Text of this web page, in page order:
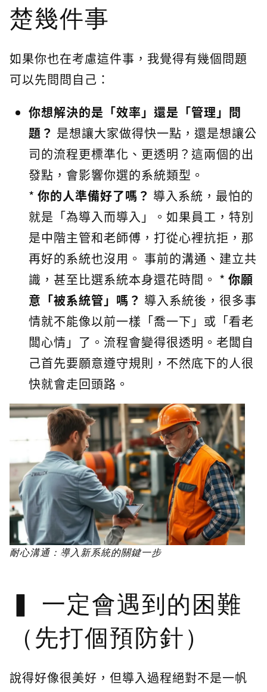
楚幾件事
如果你也在考慮這件事，我覺得有幾個問題
可以先問問自己：
你想解決的是「效率」還是「管理」問
題？ 是想讓大家做得快一點，還是想讓公
司的流程更標準化、更透明？這兩個的出
發點，會影響你選的系統類型。
* 你的人準備好了嗎？ 導入系統，最怕的
就是「為導入而導入」。如果員工，特別
是中階主管和老師傅，打從心裡抗拒，那
再好的系統也沒用。 事前的溝通、建立共
識，甚至比選系統本身還花時間。 * 你願
意「被系統管」嗎？ 導入系統後，很多事
情就不能像以前一樣「喬一下」或「看老
闆心情」了。流程會變得很透明。老闆自
己首先要願意遵守規則，不然底下的人很
快就會走回頭路。
耐心溝通：導入新系統的關鍵一步
一定會遇到的困難
（先打個預防針）
說得好像很美好，但導入過程絕對不是一帆